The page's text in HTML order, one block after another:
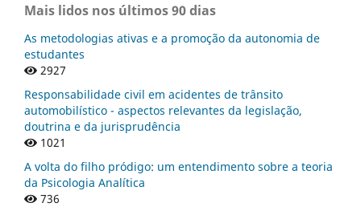
Mais lidos nos últimos 90 dias
As metodologias ativas e a promoção da autonomia de
estudantes
2927
Responsabilidade civil em acidentes de trânsito
automobilístico - aspectos relevantes da legislação,
doutrina e da jurisprudência
1021
A volta do filho pródigo: um entendimento sobre a teoria
da Psicologia Analítica
736